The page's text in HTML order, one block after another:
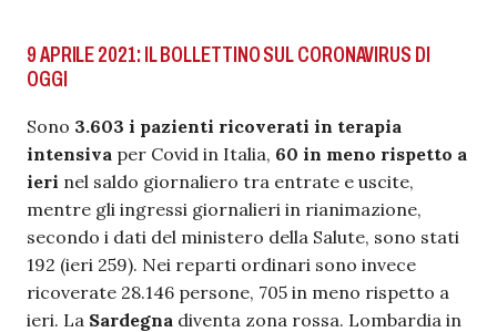
9 APRILE 2021: IL BOLLETTINO SUL CORONAVIRUS DI
OGGI
Sono 3.603 i pazienti ricoverati in terapia
intensiva per Covid in Italia, 60 in meno rispetto a
ieri nel saldo giornaliero tra entrate e uscite,
mentre gli ingressi giornalieri in rianimazione,
secondo i dati del ministero della Salute, sono stati
192 (ieri 259). Nei reparti ordinari sono invece
ricoverate 28.146 persone, 705 in meno rispetto a
ieri. La Sardegna diventa zona rossa. Lombardia in